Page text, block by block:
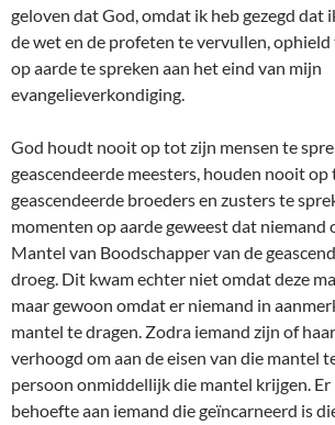
geloven dat God, omdat ik heb gezegd dat
de wet en de profeten te vervullen, ophield
op aarde te spreken aan het eind van mijn
evangelieverkondiging.
God houdt nooit op tot zijn mensen te
geascendeerde meesters, houden nooit op
geascendeerde broeders en zusters te
momenten op aarde geweest dat niemand
Mantel van Boodschapper van de
droeg. Dit kwam echter niet omdat deze
maar gewoon omdat er niemand in
mantel te dragen. Zodra iemand zijn of
verhoogd om aan de eisen van die mantel
persoon onmiddellijk die mantel krijgen.
behoefte aan iemand die geïncarneerd is